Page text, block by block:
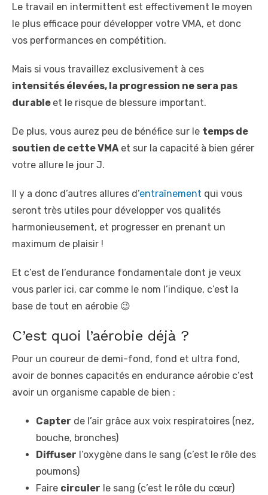
Le travail en intermittent est effectivement le moyen
le plus efficace pour développer votre VMA, et donc
vos performances en compétition.
Mais si vous travaillez exclusivement à ces
intensités élevées, la progression ne sera pas
durable et le risque de blessure important.
De plus, vous aurez peu de bénéfice sur le temps de
soutien de cette VMAet sur la capacité à bien gérer
votre allure le jour J.
Il y a donc d’autres allures d’entraînement qui vous
seront très utiles pour développer vos qualités
harmonieusement, et progresser en prenant un
maximum de plaisir !
Et c’est de l’endurance fondamentale dont je veux
vous parler ici, car comme le nom l’indique, c’est la
base de tout en aérobie 😉
C’est quoi l’aérobie déjà ?
Pour un coureur de demi-fond, fond et ultra fond,
avoir de bonnes capacités en endurance aérobie c’est
avoir un organisme capable de bien :
Capter de l’air grâce aux voix respiratoires (nez,
bouche, bronches)
Diffuser l’oxygène dans le sang (c’est le rôle des
poumons)
Faire circuler le sang (c’est le rôle du cœur)